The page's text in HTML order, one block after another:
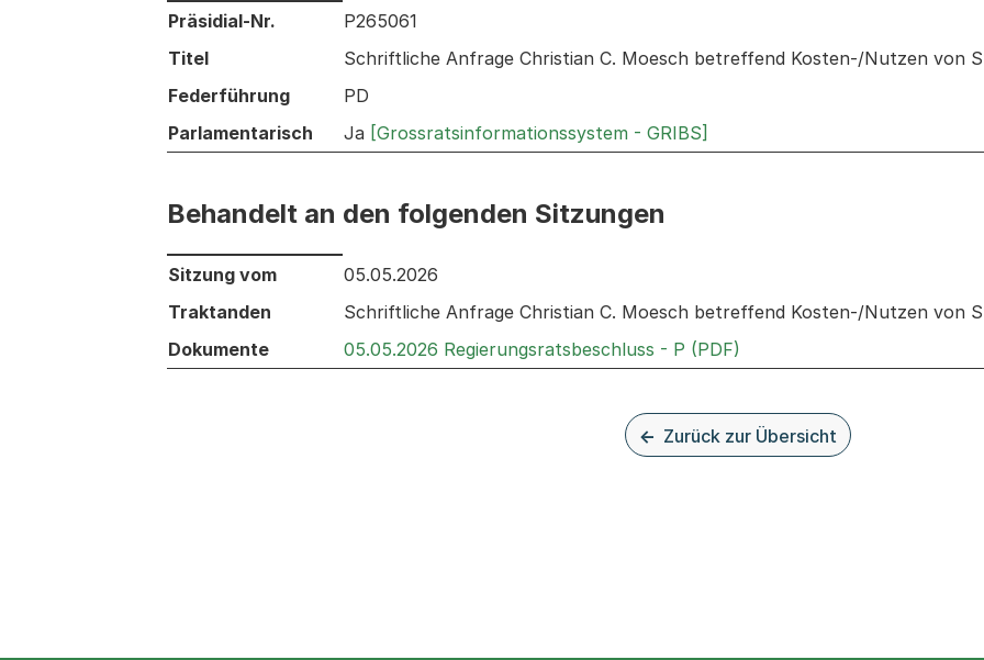
Informationen zum Ausgewählten Geschäft
Präsidial-Nr.
P265061
Titel
Schriftliche Anfrage Christian C. Moesch betreffend Kosten-/Nutzen von
Federführung
PD
Parlamentarisch
Ja [Grossratsinformationssystem - GRIBS]
Behandelt an den folgenden Sitzungen
Behandelt an den folgenden Sitzungen: Informationen zu den Sitzungen zum Geschäft
Sitzung vom
05.05.2026
Traktanden
Schriftliche Anfrage Christian C. Moesch betreffend Kosten-/Nutzen von
Dokumente
05.05.2026 Regierungsratsbeschluss - P (PDF)
Zurück zur Übersicht